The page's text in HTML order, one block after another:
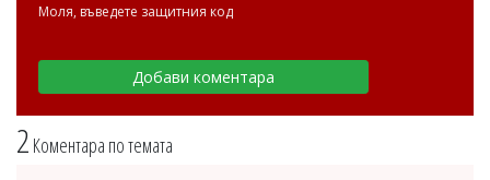
2 Коментара по темата
Моля, въведете защитния код